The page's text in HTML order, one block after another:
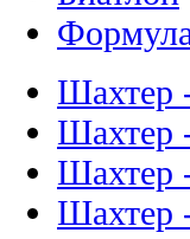
Шахтер
Шахтер
Шахтер
Шахтер